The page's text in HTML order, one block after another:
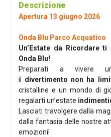
Descrizione
Apertura 13 giugno 2026
Onda Blu Parco Acquatico
Un’Estate da Ricordare
Onda Blu!
Preparati a vivere
il
divertimento non ha
cristalline e un mondo di
regalarti un’estate
Lasciati travolgere dalla
dalla fantasia delle nostre
emozioni!